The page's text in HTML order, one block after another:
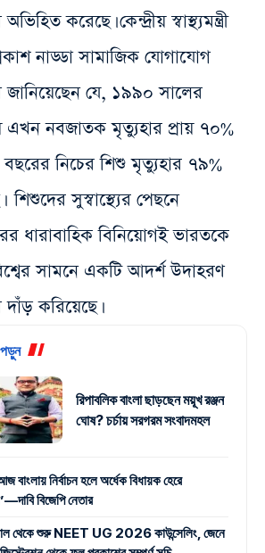
করেছে। কেন্দ্রীয় স্বাস্থ্যমন্ত্রী
নাড্ডা সামাজিক যোগাযোগ
জানিয়েছেন যে, ১৯৯০ সালের
এখন নবজাতক মৃত্যুহার প্রায় ৭০%
নিচের শিশু মৃত্যুহার ৭৯%
শিশুদের সুস্বাস্থ্যের পেছনে
ধারাবাহিক বিনিয়োগই ভারতকে
সামনে একটি আদর্শ উদাহরণ
দাঁড় করিয়েছে।
রিপাবলিক বাংলা ছাড়ছেন ময়ূখ রঞ্জন
ঘোষ? চর্চায় সরগরম সংবাদমহল
বাংলায় নির্বাচন হলে অর্ধেক বিধায়ক হেরে
বিজেপি নেতার
থেকে শুরু NEET UG 2026 কাউন্সেলিং, জেনে